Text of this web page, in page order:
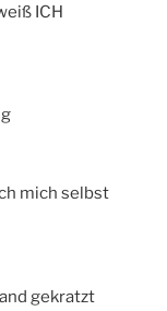
ICH
mich selbst
gekratzt